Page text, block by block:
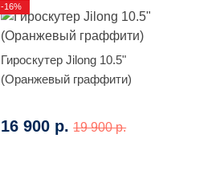
Гироскутер Jilong 10.5"
(Оранжевый граффити)
16 900 р. 19 900 р.
-16%